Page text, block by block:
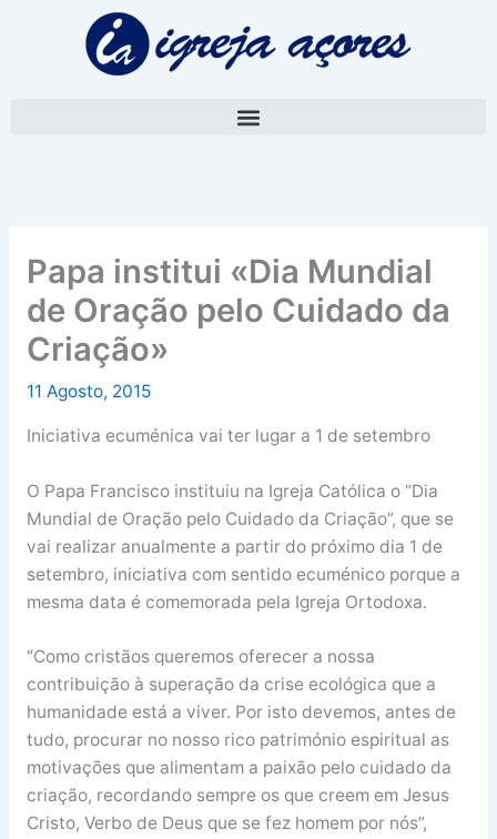
Papa institui «Dia Mundial
de Oração pelo Cuidado da
Criação»
11 Agosto, 2015
Iniciativa ecuménica vai ter lugar a 1 de setembro
O Papa Francisco instituiu na Igreja Católica o “Dia
Mundial de Oração pelo Cuidado da Criação”, que se
vai realizar anualmente a partir do próximo dia 1 de
setembro, iniciativa com sentido ecuménico porque a
mesma data é comemorada pela Igreja Ortodoxa.
“Como cristãos queremos oferecer a nossa
contribuição à superação da crise ecológica que a
humanidade está a viver. Por isto devemos, antes de
tudo, procurar no nosso rico património espiritual as
motivações que alimentam a paixão pelo cuidado da
criação, recordando sempre os que creem em Jesus
Cristo, Verbo de Deus que se fez homem por nós”,